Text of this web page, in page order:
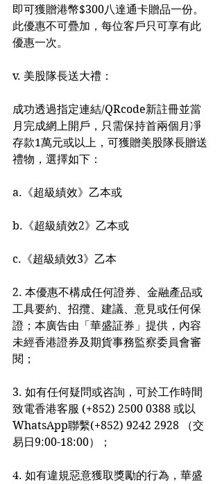
即可獲贈港幣$300八達通卡贈品一份。
此優惠不可疊加，每位客戶只可享有此
優惠一次。
v. 美股隊長送大禮：
成功透過指定連結/QRcode新註冊並當
月完成網上開戶，只需保持首兩個月凈
存款1萬元或以上，可獲贈美股隊長贈送
禮物，選擇如下：
a.《超級績效》乙本或
b.《超級績效2》乙本或
c.《超級績效3》乙本
2. 本優惠不構成任何證券、金融產品或
工具要約、招攬、建議、意見或任何保
證；本廣告由「華盛証券」提供，內容
未經香港證券及期貨事務監察委員會審
閱；
3. 如有任何疑問或咨詢，可於工作時間
致電香港客服 (+852) 2500 0388 或以
WhatsApp聯繫(+852) 9242 2928 （交
易日9:00-18:00）；
4. 如有違規惡意獲取獎勵的行為，華盛